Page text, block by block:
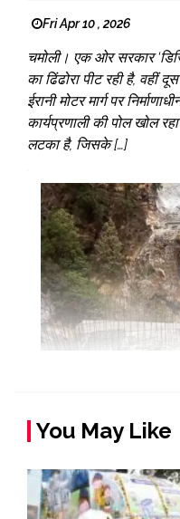
Fri Apr 10 , 2026
चमोली। एक ओर सरकार
का ढिंढोरा पीट रही है, वहीं
ईरानी मोटर मार्ग पर
कार्यप्रणाली की पोल खोल
लटका है, जिसके […]
You May Like